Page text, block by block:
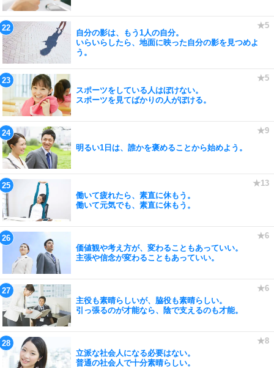
自分の影は、もう1人の自分。
いらいらしたら、地面に映った自分の影を見つめよ
う。
スポーツをしている人はぼけない。
スポーツを見てばかりの人がぼける。
明るい1日は、誰かを褒めることから始めよう。
働いて疲れたら、素直に休もう。
働いて元気でも、素直に休もう。
価値観や考え方が、変わることもあっていい。
主張や信念が変わることもあっていい。
主役も素晴らしいが、脇役も素晴らしい。
引っ張るのが才能なら、陰で支えるのも才能。
立派な社会人になる必要はない。
普通の社会人で十分素晴らしい。